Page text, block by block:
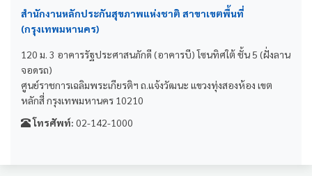
สำนักงานหลักประกันสุขภาพแห่งชาติ สาขาเขตพื้นที่
(กรุงเทพมหานคร)
120 ม. 3 อาคารรัฐประศาสนภักดี (อาคารบี) โซนทิศใต้ ชั้น 5 (ฝั่งลาน
จอดรถ)
ศูนย์ราชการเฉลิมพระเกียรติฯ ถ.แจ้งวัฒนะ แขวงทุ่งสองห้อง เขต
หลักสี่ กรุงเทพมหานคร 10210
โทรศัพท์: 02-142-1000